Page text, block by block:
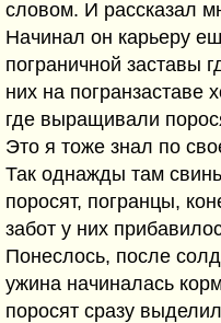
словом. И рассказал
Начинал он карьеру
пограничной заставы
них на погранзаставе
где выращивали
Это я тоже знал по
Так однажды там
поросят, погранцы,
забот у них
Понеслось, после
ужина начиналась
поросят сразу